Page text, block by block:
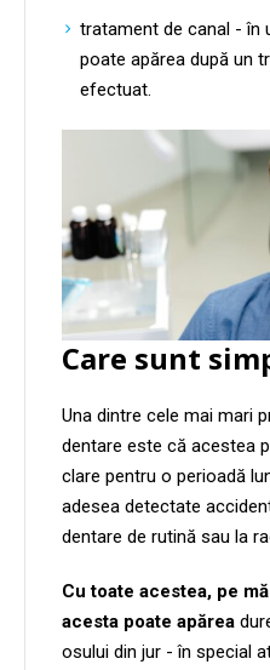
tratament de canal - în
poate apărea după un
efectuat.
Care sunt
Una dintre cele mai mari
dentare este că acestea
clare pentru o perioadă
adesea detectate
dentare de rutină sau la
Cu toate acestea, pe
acesta poate apărea
osului din jur - în special